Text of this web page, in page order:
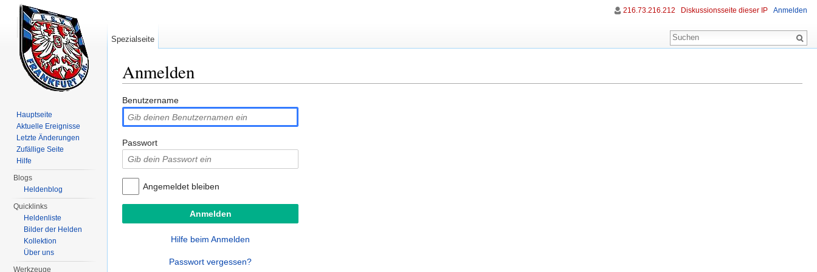
Anmelden
Benutzername
Passwort
Angemeldet bleiben
Hilfe beim Anmelden
Passwort vergessen?
216.73.216.212 Diskussionsseite dieser IP Anmelden
Spezialseite
Hauptseite
Aktuelle Ereignisse
Letzte Änderungen
Zufällige Seite
Hilfe
Blogs
Heldenblog
Quicklinks
Heldenliste
Bilder der Helden
Kollektion
Über uns
Werkzeuge